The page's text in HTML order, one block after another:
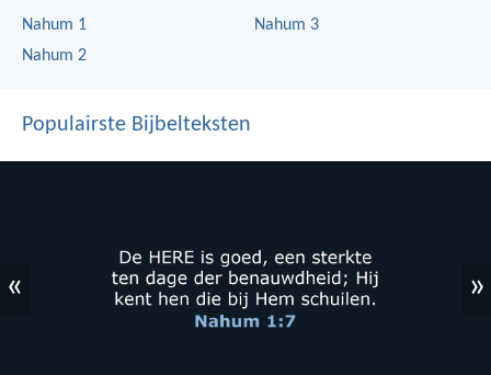
Nahum 1
Nahum 2
Nahum 3
Populairste Bijbelteksten
« »